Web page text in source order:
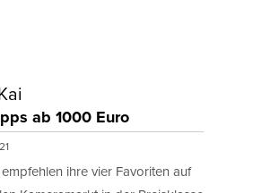
ab 1000 Euro
ihre vier Favoriten auf